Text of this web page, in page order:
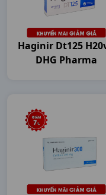
Haginir Dt125
DHG Pharma